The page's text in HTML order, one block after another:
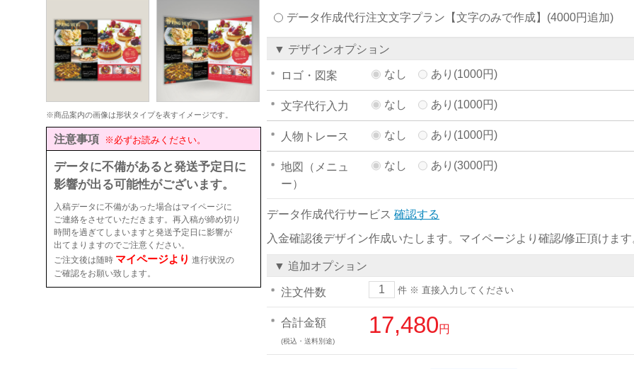
※商品案内の画像は形状タイプを表すイメージです。
注意事項 ※必ずお読みください。
データに不備があると発送予定日に
影響が出る可能性がございます。
入稿データに不備があった場合はマイページに
ご連絡をさせていただきます。再入稿が締め切り
時間を過ぎてしまいますと発送予定日に影響が
出てまりますのでご注意ください。
ご注文後は随時 マイページより 進行状況の
ご確認をお願い致します。
データ作成代行注文文字プラン【文字のみで作成】 (4000円追加)
▼ デザインオプション
ロゴ・図案 なし あり(1000円)
文字代行入力 なし あり(1000円)
人物トレース なし あり(1000円)
地図（メニュ
ー）
なし あり(3000円)
データ作成代行サービス 確認する
入金確認後デザイン作成いたします。マイページより確認/修正頂けます
▼ 追加オプション
注文件数 件 ※ 直接入力してください
合計金額
(税込・送料別途)
17,480円